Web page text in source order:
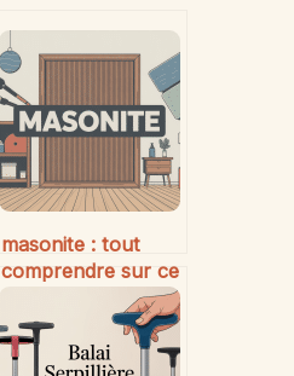
masonite : tout
comprendre sur ce
reconstitué
polyvalent